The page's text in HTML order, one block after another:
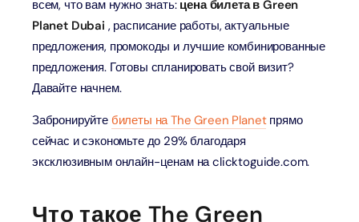
всем, что вам нужно знать: цена билета в Green
Planet Dubai , расписание работы, актуальные
предложения, промокоды и лучшие комбинированные
предложения. Готовы спланировать свой визит?
Давайте начнем.
Забронируйте билеты на The Green Planetпрямо
сейчас и сэкономьте до 29% благодаря
эксклюзивным онлайн-ценам на clicktoguide.com.
Что такое The Green